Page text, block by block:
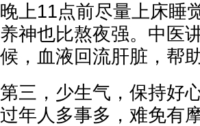
晚上11点前尽量上床睡
养神也比熬夜强。中医
候，血液回流肝脏，帮
第三，少生气，保持好心
过年人多事多，难免有